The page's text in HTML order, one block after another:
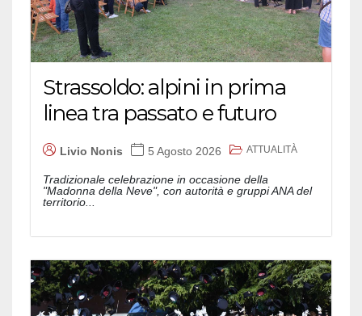
Strassoldo: alpini in prima
linea tra passato e futuro
Livio Nonis 5 Agosto 2026 ATTUALITÀ
Tradizionale celebrazione in occasione della
"Madonna della Neve", con autorità e gruppi ANA del
territorio...